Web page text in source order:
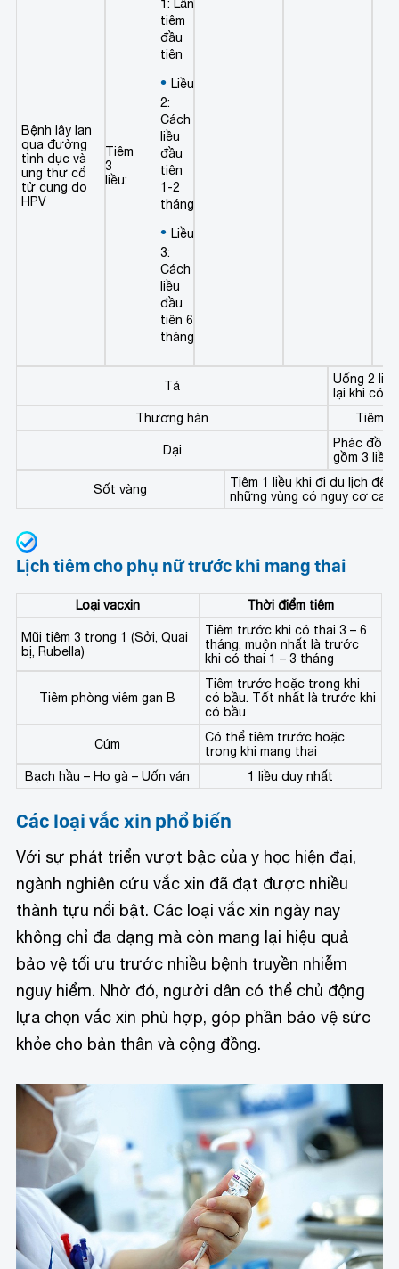
Bệnh lây lan
qua đường
tình dục và
ung thư cổ
tử cung do
HPV
Tiêm
3
liều:
1: Lần
tiêm
đầu
tiên
Liều
2:
Cách
liều
đầu
tiên
1-2
tháng
Liều
3:
Cách
liều
đầu
tiên 6
tháng
Tả
Uống 2
lại khi có
Thương hàn
Tiêm 1
Dại
Phác đồ
gồm 3 liều.
Sốt vàng
Tiêm 1 liều khi đi du lịch đến
những vùng có nguy cơ cao
Lịch tiêm cho phụ nữ trước khi mang thai
Loại vacxin Thời điểm tiêm
Mũi tiêm 3 trong 1 (Sởi, Quai
bị, Rubella)
Tiêm trước khi có thai 3 – 6
tháng, muộn nhất là trước
khi có thai 1 – 3 tháng
Tiêm phòng viêm gan B
Tiêm trước hoặc trong khi
có bầu. Tốt nhất là trước khi
có bầu
Cúm
Có thể tiêm trước hoặc
trong khi mang thai
Bạch hầu – Ho gà – Uốn ván
1 liều duy nhất
Các loại vắc xin phổ biến
Với sự phát triển vượt bậc của y học hiện đại,
ngành nghiên cứu vắc xin đã đạt được nhiều
thành tựu nổi bật. Các loại vắc xin ngày nay
không chỉ đa dạng mà còn mang lại hiệu quả
bảo vệ tối ưu trước nhiều bệnh truyền nhiễm
nguy hiểm. Nhờ đó, người dân có thể chủ động
lựa chọn vắc xin phù hợp, góp phần bảo vệ sức
khỏe cho bản thân và cộng đồng.